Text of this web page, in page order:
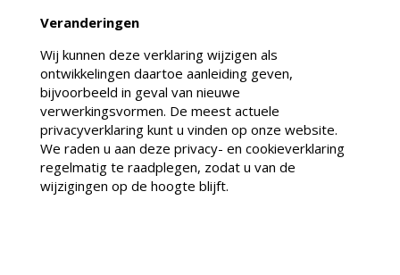
Veranderingen
Wij kunnen deze verklaring wijzigen als
ontwikkelingen daartoe aanleiding geven,
bijvoorbeeld in geval van nieuwe
verwerkingsvormen. De meest actuele
privacyverklaring kunt u vinden op onze website.
We raden u aan deze privacy- en cookieverklaring
regelmatig te raadplegen, zodat u van de
wijzigingen op de hoogte blijft.